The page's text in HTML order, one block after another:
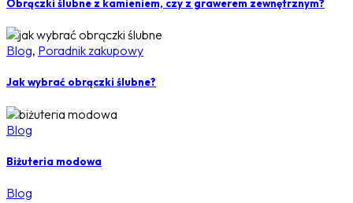
Obrączki ślubne z kamieniem, czy z grawerem zewnętrznym?
Blog, Poradnik zakupowy
Jak wybrać obrączki ślubne?
Blog
Biżuteria modowa
Blog